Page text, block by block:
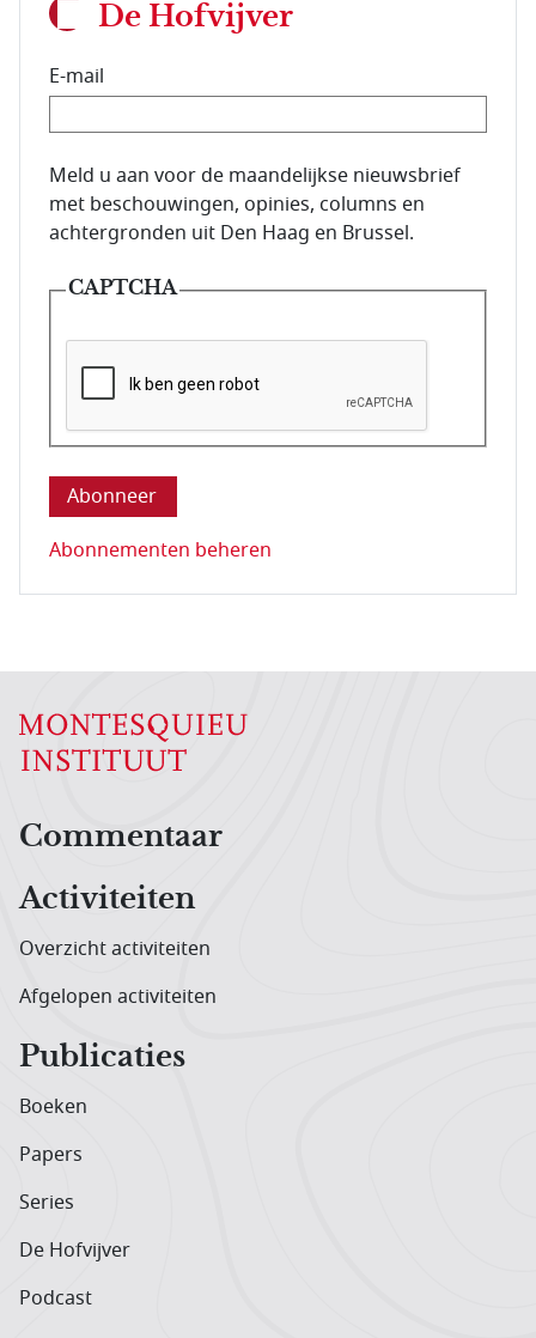
De Hofvijver
E-mail
E-mailadres van de abonnee.
Meld u aan voor de maandelijkse nieuwsbrief
met beschouwingen, opinies, columns en
achtergronden uit Den Haag en Brussel.
CAPTCHA
Deze vraag is om te controleren dat u een mens
Abonnementen beheren
Hoofdnavigatiemenu
Commentaar
Activiteiten
Overzicht activiteiten
Afgelopen activiteiten
Publicaties
Boeken
Papers
Series
De Hofvijver
Podcast